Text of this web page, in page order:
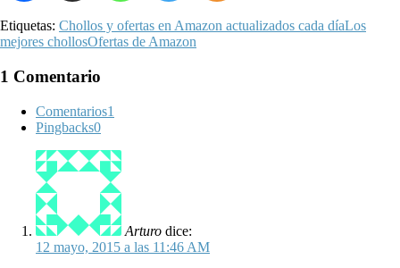
Etiquetas: Chollos y ofertas en Amazon actualizados cada díaLos
mejores chollosOfertas de Amazon
1 Comentario
Comentarios1
Pingbacks0
Arturo dice:
12 mayo, 2015 a las 11:46 AM